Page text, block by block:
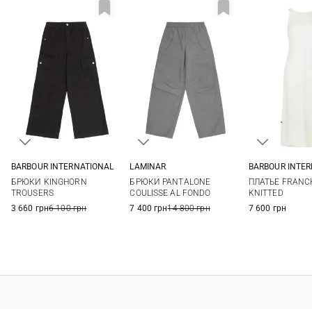
16
BARBOUR INTERNATIONAL
БРЮКИ KINGHORN
TROUSERS
3 660 грн6 100 грн
LAMINAR
БРЮКИ PANTALONE
COULISSE AL FONDO
7 400 грн14 800 грн
BARBOUR
ПЛАТЬЕ
KNITTED
7 600 грн